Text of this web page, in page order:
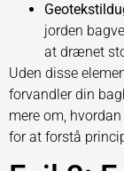
jorden
at drænet
Uden disse
forvandler din
mere om,
for at forstå